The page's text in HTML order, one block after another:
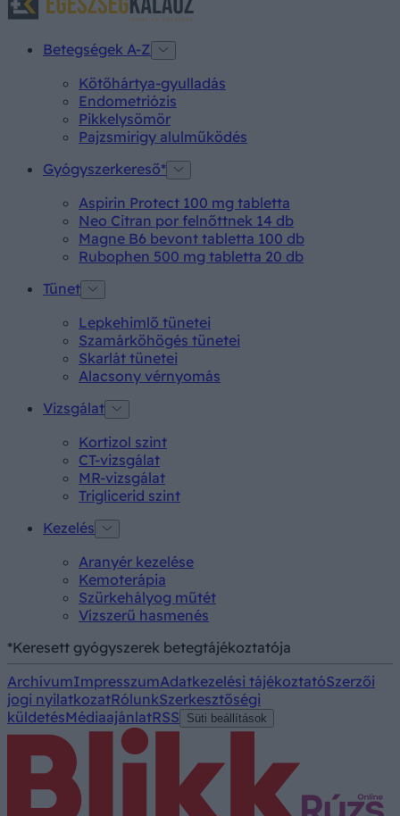
Betegségek A-Z
Kötőhártya-gyulladás
Endometriózis
Pikkelysömör
Pajzsmirigy alulműködés
Gyógyszerkereső*
Aspirin Protect 100 mg tabletta
Neo Citran por felnőttnek 14 db
Magne B6 bevont tabletta 100 db
Rubophen 500 mg tabletta 20 db
Tünet
Lepkehimlő tünetei
Szamárköhögés tünetei
Skarlát tünetei
Alacsony vérnyomás
Vizsgálat
Kortizol szint
CT-vizsgálat
MR-vizsgálat
Triglicerid szint
Kezelés
Aranyér kezelése
Kemoterápia
Szürkehályog műtét
Vízszerű hasmenés
*Keresett gyógyszerek betegtájékoztatója
ArchívumImpresszumAdatkezelési tájékoztatóSzerzői
jogi nyilatkozatRólunkSzerkesztőségi
küldetésMédiaajánlatRSS Süti beállítások